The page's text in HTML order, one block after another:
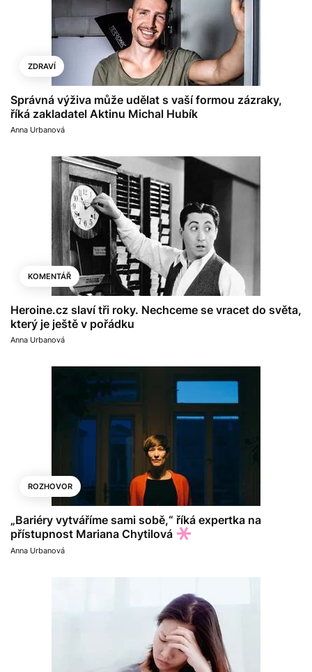
ZDRAVÍ
Správná výživa může udělat s vaší formou zázraky,
říká zakladatel Aktinu Michal Hubík
Anna Urbanová
KOMENTÁŘ
Heroine.cz slaví tři roky. Nechceme se vracet do světa,
který je ještě v pořádku
Anna Urbanová
ROZHOVOR
„Bariéry vytváříme sami sobě,“ říká expertka na
přístupnost Mariana Chytilová
Anna Urbanová